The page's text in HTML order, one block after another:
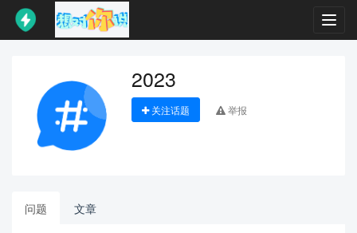
2023
关注话题 举报
问题 文章